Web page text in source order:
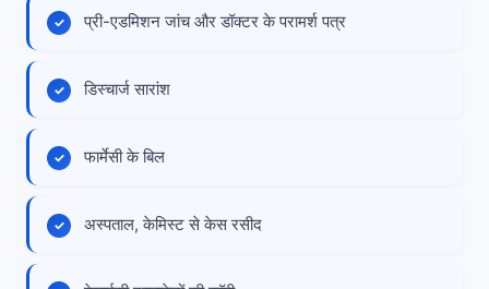
प्री-एडमिशन जांच और डॉक्टर के परामर्श पत्र
डिस्चार्ज सारांश
फार्मेसी के बिल
अस्पताल, केमिस्ट से केस रसीद